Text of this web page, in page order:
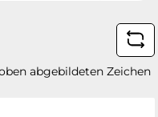
abgebildeten Zeichen